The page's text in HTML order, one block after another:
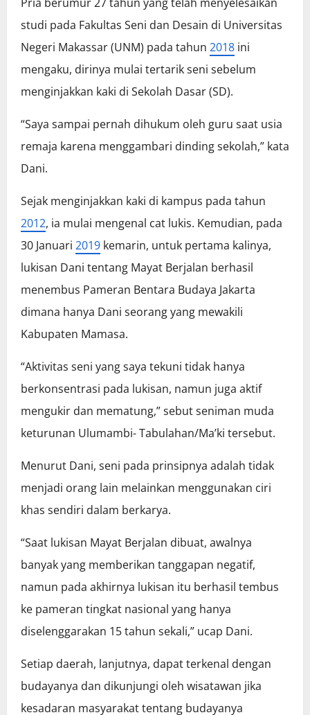
studi pada Fakultas Seni dan Desain di Universitas
Negeri Makassar (UNM) pada tahun 2018 ini
mengaku, dirinya mulai tertarik seni sebelum
menginjakkan kaki di Sekolah Dasar (SD).
“Saya sampai pernah dihukum oleh guru saat usia
remaja karena menggambari dinding sekolah,” kata
Dani.
Sejak menginjakkan kaki di kampus pada tahun
2012, ia mulai mengenal cat lukis. Kemudian, pada
30 Januari 2019 kemarin, untuk pertama kalinya,
lukisan Dani tentang Mayat Berjalan berhasil
menembus Pameran Bentara Budaya Jakarta
dimana hanya Dani seorang yang mewakili
Kabupaten Mamasa.
“Aktivitas seni yang saya tekuni tidak hanya
berkonsentrasi pada lukisan, namun juga aktif
mengukir dan mematung,” sebut seniman muda
keturunan Ulumambi- Tabulahan/Ma’ki tersebut.
Menurut Dani, seni pada prinsipnya adalah tidak
menjadi orang lain melainkan menggunakan ciri
khas sendiri dalam berkarya.
“Saat lukisan Mayat Berjalan dibuat, awalnya
banyak yang memberikan tanggapan negatif,
namun pada akhirnya lukisan itu berhasil tembus
ke pameran tingkat nasional yang hanya
diselenggarakan 15 tahun sekali,” ucap Dani.
Setiap daerah, lanjutnya, dapat terkenal dengan
budayanya dan dikunjungi oleh wisatawan jika
kesadaran masyarakat tentang budayanya